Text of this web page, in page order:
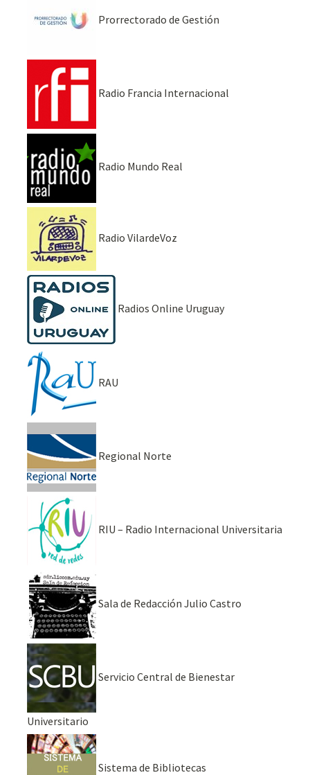
Prorrectorado de Gestión
Radio Francia Internacional
Radio Mundo Real
Radio VilardeVoz
Radios Online Uruguay
RAU
Regional Norte
RIU – Radio Internacional Universitaria
Sala de Redacción Julio Castro
Servicio Central de Bienestar
Universitario
Sistema de Bibliotecas